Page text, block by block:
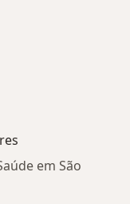
em São